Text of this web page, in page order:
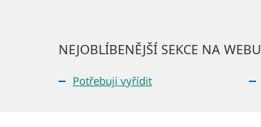
NEJOBLÍBENĚJŠÍ SEKCE NA WEBU
Potřebuji vyřídit